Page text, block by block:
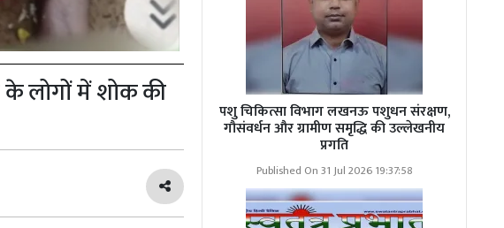
लोगों में शोक की पशु चिकित्सा विभाग लखनऊ पशुधन संरक्षण,
गौसंवर्धन और ग्रामीण समृद्धि की उल्लेखनीय
प्रगति
Published On 31 Jul 2026 19:37:58